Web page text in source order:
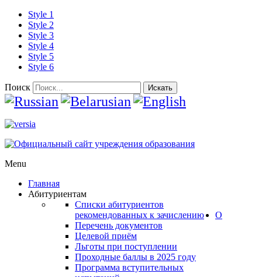
Style 1
Style 2
Style 3
Style 4
Style 5
Style 6
Поиск Искать
Menu
Главная
Абитуриентам
Списки абитуриентов
рекомендованных к зачислению
Перечень документов
Целевой приём
Льготы при поступлении
Проходные баллы в 2025 году
Программа вступительных
О